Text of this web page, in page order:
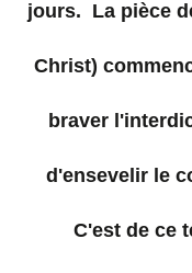
jours. La pièce
Christ)
braver
d'ensevelir le
C'est de ce